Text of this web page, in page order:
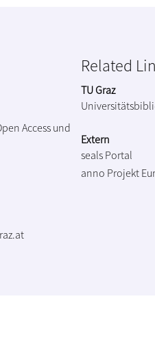
Access und
Related
TU Graz
Extern
seals Portal
anno Projekt